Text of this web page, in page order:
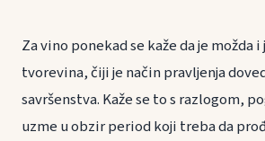
Za vino ponekad se kaže da je možda
tvorevina, čiji je način pravljenja
savršenstva. Kaže se to s razlogom,
uzme u obzir period koji treba da